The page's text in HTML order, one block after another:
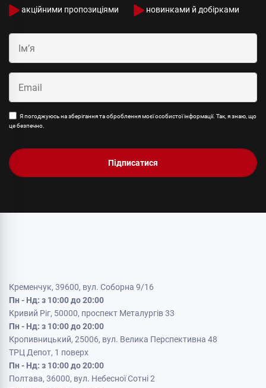
акційними пропозиціями новинками й добірками
Я погоджуюсь на зберігання та оброблення моєї особистої інформації. Так, я знаю, що
це безпечно.
Підписатися